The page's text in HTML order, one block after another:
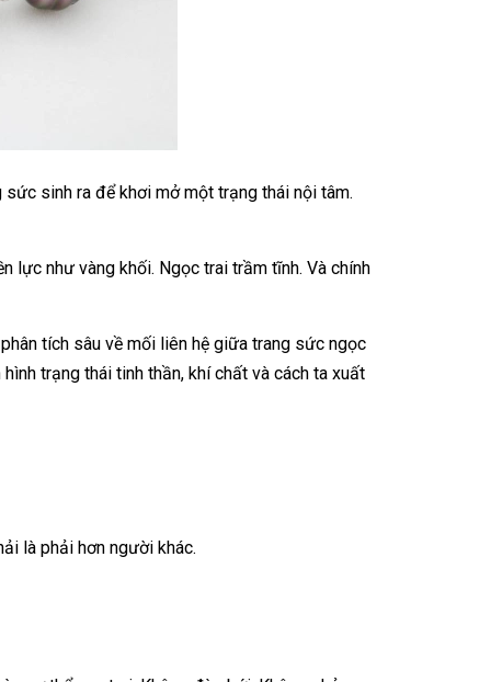
sinh ra để khơi mở một trạng thái nội tâm.
lực như vàng khối. Ngọc trai trầm tĩnh. Và chính
tích sâu về mối liên hệ giữa trang sức ngọc
trạng thái tinh thần, khí chất và cách ta xuất
là phải hơn người khác.